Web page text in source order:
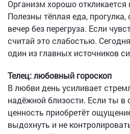
Организм хорошо откликается
Полезны тёплая еда, прогулка,
вечер без перегруза. Если
считай это слабостью.
один из главных источников
Телец: любовный гороскоп
В любви день усиливает
надёжной близости. Если ты в
ценность приобретёт
выдохнуть и не